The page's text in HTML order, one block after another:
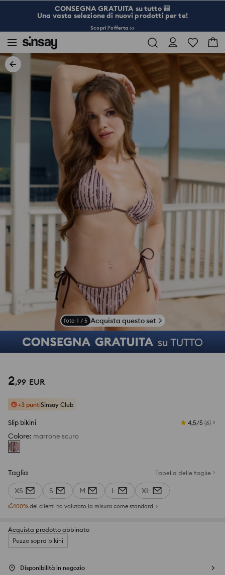
CONSEGNA GRATUITA su tutto 🎒
Una vasta selezione di nuovi prodotti per te!
Scopri l’offerta >>
foto 1 / 5 Acquista questo set
2,99 EUR
+3 puntiSinsay Club
Slip bikini 4,5/5 (6)
Colore: marrone scuro
Taglia Tabella delle taglie
XS S M L XL
100%dei clienti ha valutato la misura come standard
Acquista prodotto abbinato
Pezzo sopra bikini
Disponibilità in negozio